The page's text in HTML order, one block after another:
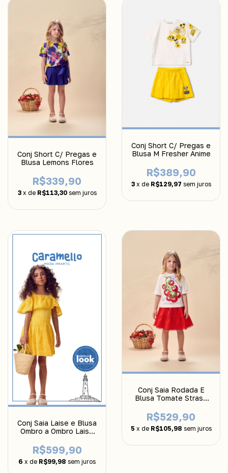
Conj Short C/ Pregas e
Blusa Lemons Flores
R$339,90
3 x de R$113,30 sem juros
Conj Short C/ Pregas e
Blusa M Fresher Anime
R$389,90
3 x de R$129,97 sem juros
Conj Saia Laise e Blusa
Ombro a Ombro Laise
R$599,90
6 x de R$99,98 sem juros
Conj Saia Rodada E
Blusa Tomate Strass
R$529,90
5 x de R$105,98 sem juros